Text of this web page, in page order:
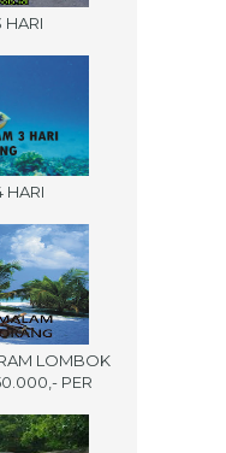
HARI
HARI
LOMBOK
PER